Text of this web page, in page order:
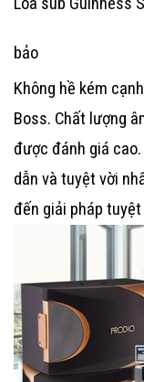
bảo
Không hề kém
Boss. Chất lượng
được đánh giá
dẫn và tuyệt vời
đến giải pháp